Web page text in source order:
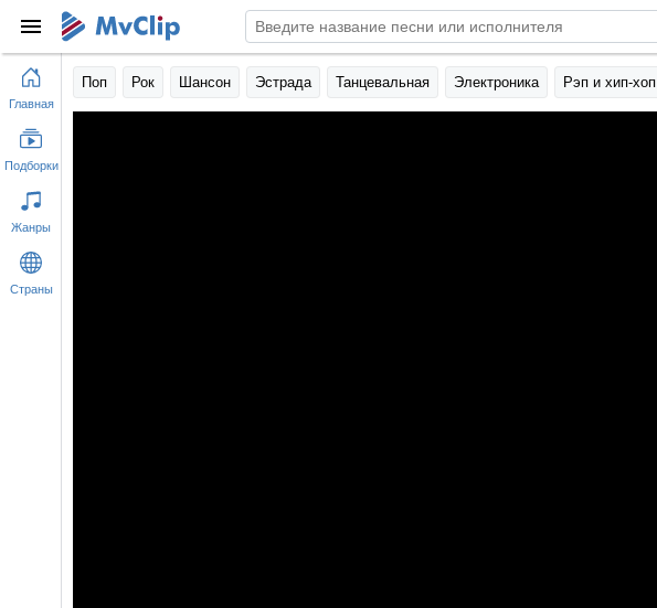
Поп Рок Шансон Эстрада Танцевальная Электроника Рэп и хип-хоп
Главная
Подборки
Жанры
Страны